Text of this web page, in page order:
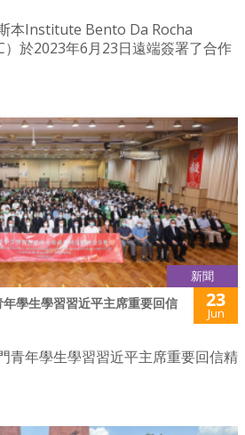
本Institute Bento Da Rocha
於2023年6月23日遠端簽署了合作
新聞
學生學習習近平主席重要回信
23
Jun
青年學生學習習近平主席重要回信精